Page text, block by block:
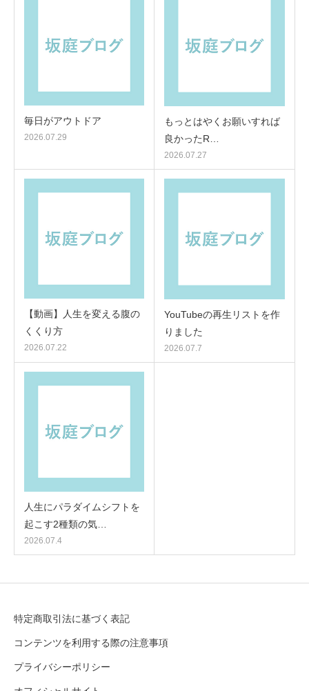
毎日がアウトドア
2026.07.29
もっとはやくお願いすれば
良かったR…
2026.07.27
【動画】人生を変える腹の
くくり方
2026.07.22
YouTubeの再生リストを作
りました
2026.07.7
人生にパラダイムシフトを
起こす2種類の気…
2026.07.4
特定商取引法に基づく表記
コンテンツを利用する際の注意事項
プライバシーポリシー